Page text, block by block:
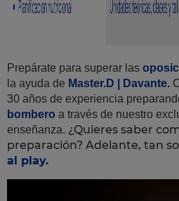
Prepárate para superar las
la ayuda de Master.D | Davante.
30 años de experiencia
bombero a través de nuestro
enseñanza. ¿Quieres saber
preparación? Adelante, tan
al play.